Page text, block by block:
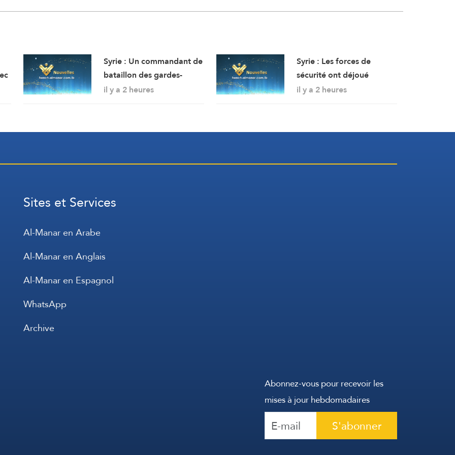
Syrie : Un commandant de
bataillon des gardes-
frontières tué et deux
l’est de Deir Ezzor au
il y a 2 heures
Syrie : Les forces de
sécurité ont déjoué
vendredi un attentat à la
Zeinab dans la campagne
il y a 2 heures
Sites et Services
Al-Manar en Arabe
Al-Manar en Anglais
Al-Manar en Espagnol
WhatsApp
Archive
Abonnez-vous pour recevoir les
mises à jour hebdomadaires
S'abonner